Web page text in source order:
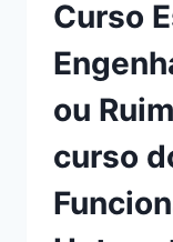
Curso
ou
curso